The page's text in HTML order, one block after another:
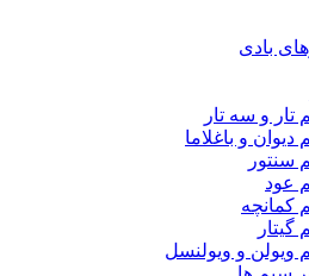
بادی
تار و سه تار
دیوان و باغلاما
سنتور
عود
کمانچه
گیتار
ویولن و ویولنسل